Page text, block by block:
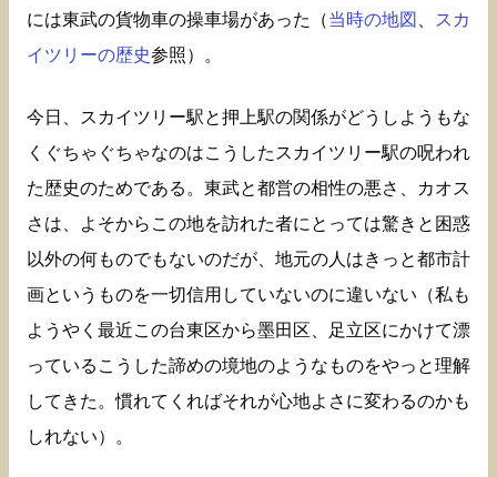
には東武の貨物車の操車場があった（当時の地図
スカ
イツリーの歴史参照）。
今日、スカイツリー駅と押上駅の関係がどうしようもな
くぐちゃぐちゃなのはこうしたスカイツリー駅の呪われ
た歴史のためである。東武と都営の相性の悪さ、カオス
さは、よそからこの地を訪れた者にとっては驚きと困惑
以外の何ものでもないのだが、地元の人はきっと都市計
画というものを一切信用していないのに違いない（私も
ようやく最近この台東区から墨田区、足立区にかけて漂
っているこうした諦めの境地のようなものをやっと理解
してきた。慣れてくればそれが心地よさに変わるのかも
しれない）。